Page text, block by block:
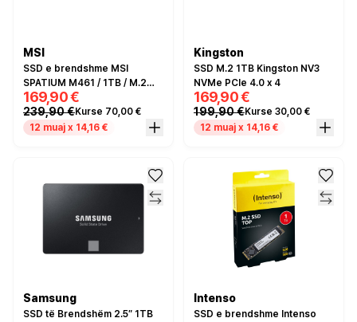
MSI
SSD e brendshme MSI
SPATIUM M461 / 1TB / M.2
2280 / PCIe 4.0 x4 NVMe 1.4
169,90 €
239,90 €Kurse 70,00 €
12 muaj x 14,16 €
Kingston
SSD M.2 1TB Kingston NV3
NVMe PCIe 4.0 x 4
169,90 €
199,90 €Kurse 30,00 €
12 muaj x 14,16 €
Samsung
SSD të Brendshëm 2.5″ 1TB
Intenso
SSD e brendshme Intenso